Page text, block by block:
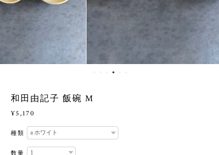
和田由記子 飯碗 M
¥5,170
種類
数量